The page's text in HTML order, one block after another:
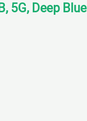
5G, Deep Blue